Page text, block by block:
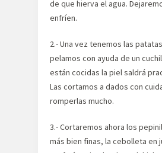
de que hierva el agua.
enfríen.
2.- Una vez tenemos las
pelamos con ayuda de un
están cocidas la piel saldrá
Las cortamos a dados con
romperlas mucho.
3.- Cortaremos ahora los
más bien finas, la cebolleta en